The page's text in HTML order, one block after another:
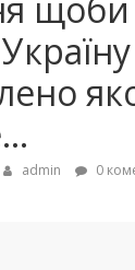
admin 0